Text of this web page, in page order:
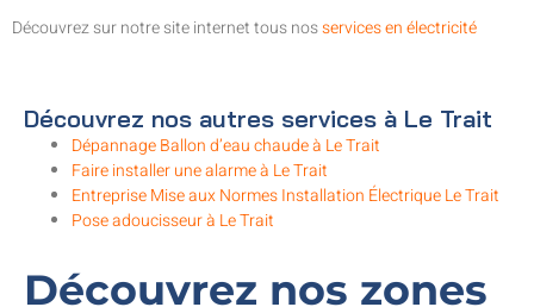
Découvrez sur notre site internet tous nosservices en électricité
Découvrez nos autres services à Le Trait
Dépannage Ballon d’eau chaude à Le Trait
Faire installer une alarme à Le Trait
Entreprise Mise aux Normes Installation Électrique Le Trait
Pose adoucisseur à Le Trait
Découvrez nos zones